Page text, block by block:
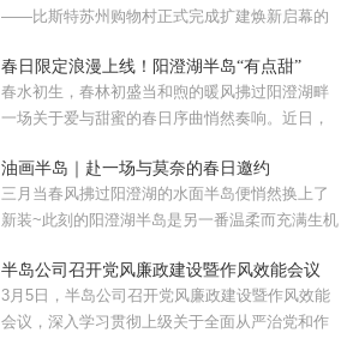
——比斯特苏州购物村正式完成扩建焕新启幕的
春日限定浪漫上线！阳澄湖半岛“有点甜”
春水初生，春林初盛当和煦的暖风拂过阳澄湖畔
一场关于爱与甜蜜的春日序曲悄然奏响。近日，
油画半岛｜赴一场与莫奈的春日邀约
三月当春风拂过阳澄湖的水面半岛便悄然换上了
新装~此刻的阳澄湖半岛是另一番温柔而充满生机
半岛公司召开党风廉政建设暨作风效能会议
3月5日，半岛公司召开党风廉政建设暨作风效能
会议，深入学习贯彻上级关于全面从严治党和作